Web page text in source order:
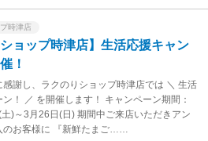
時津店
ショップ時津店】生活応援キャン
！
感謝し、ラクのりショップ時津店では ＼ 生活
ン！ ／ を開催します！ キャンペーン期間：
)～3月26日(日) 期間中ご来店いただきアン
のお客様に 『新鮮たまご……